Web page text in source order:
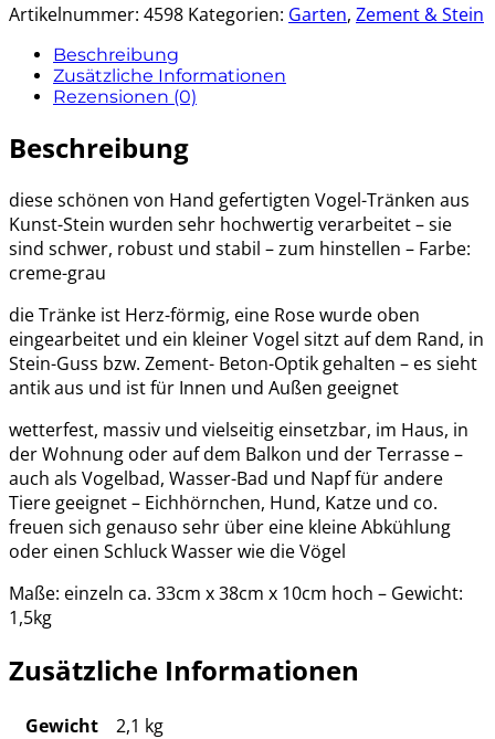
Artikelnummer: 4598 Kategorien: Garten, Zement & Stein
Beschreibung
Zusätzliche Informationen
Rezensionen (0)
Beschreibung
diese schönen von Hand gefertigten Vogel-Tränken aus
Kunst-Stein wurden sehr hochwertig verarbeitet – sie
sind schwer, robust und stabil – zum hinstellen – Farbe:
creme-grau
die Tränke ist Herz-förmig, eine Rose wurde oben
eingearbeitet und ein kleiner Vogel sitzt auf dem Rand, in
Stein-Guss bzw. Zement- Beton-Optik gehalten – es sieht
antik aus und ist für Innen und Außen geeignet
wetterfest, massiv und vielseitig einsetzbar, im Haus, in
der Wohnung oder auf dem Balkon und der Terrasse –
auch als Vogelbad, Wasser-Bad und Napf für andere
Tiere geeignet – Eichhörnchen, Hund, Katze und co.
freuen sich genauso sehr über eine kleine Abkühlung
oder einen Schluck Wasser wie die Vögel
Maße: einzeln ca. 33cm x 38cm x 10cm hoch – Gewicht:
1,5kg
Zusätzliche Informationen
Gewicht
2,1 kg